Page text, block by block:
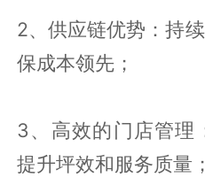
2、供应链优势：持
保成本领先；
3、高效的门店管理
提升坪效和服务质量；